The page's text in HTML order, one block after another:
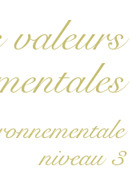
niveau 3